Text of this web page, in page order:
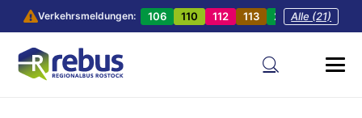
Verkehrsmeldungen: 106 110 112 113 201 202
Alle (21)